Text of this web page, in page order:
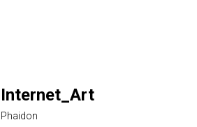
Internet_Art
Phaidon